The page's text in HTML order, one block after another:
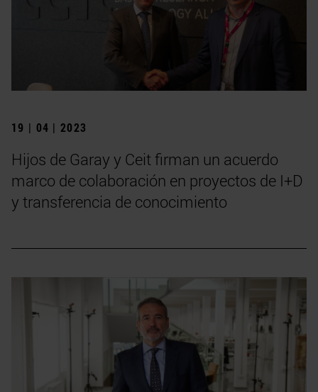
19 | 04 | 2023
Hijos de Garay y Ceit firman un acuerdo
marco de colaboración en proyectos de I+D
y transferencia de conocimiento